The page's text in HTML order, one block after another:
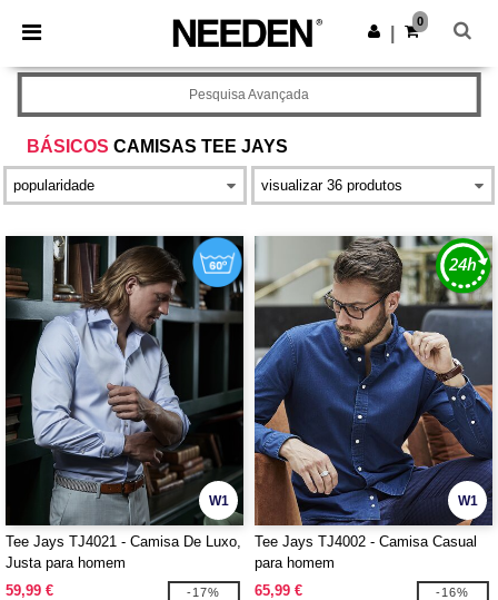
× App Needen
Melhores preços na app!
Obter app
0
BÁSICOS CAMISAS TEE JAYS
Pesquisa Avançada
W1
Tee Jays TJ4021 - Camisa De Luxo,
Justa para homem
59,99 €
-17%
W1
Tee Jays TJ4002 - Camisa Casual
para homem
65,99 €
-16%